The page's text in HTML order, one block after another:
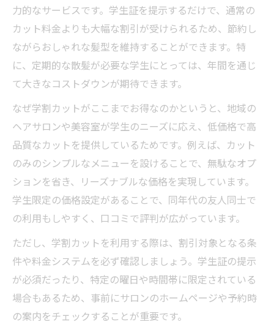
力的なサービスです。学生証を提示するだけで、通常の
カット料金よりも大幅な割引が受けられるため、節約し
ながらおしゃれな髪型を維持することができます。特
に、定期的な散髪が必要な学生にとっては、年間を通じ
て大きなコストダウンが期待できます。
なぜ学割カットがここまでお得なのかというと、地域の
ヘアサロンや美容室が学生のニーズに応え、低価格で高
品質なカットを提供しているためです。例えば、カット
のみのシンプルなメニューを設けることで、無駄なオプ
ションを省き、リーズナブルな価格を実現しています。
学生限定の価格設定があることで、同年代の友人同士で
の利用もしやすく、口コミで評判が広がっています。
ただし、学割カットを利用する際は、割引対象となる条
件や料金システムを必ず確認しましょう。学生証の提示
が必須だったり、特定の曜日や時間帯に限定されている
場合もあるため、事前にサロンのホームページや予約時
の案内をチェックすることが重要です。